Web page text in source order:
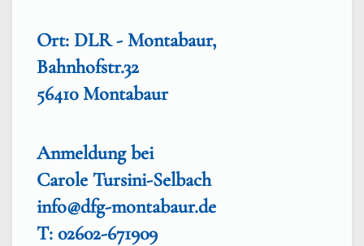
Ort: DLR - Montabaur,
Bahnhofstr.32
56410 Montabaur
Anmeldung bei
Carole Tursini-Selbach
info@dfg-montabaur.de
T: 02602-671909